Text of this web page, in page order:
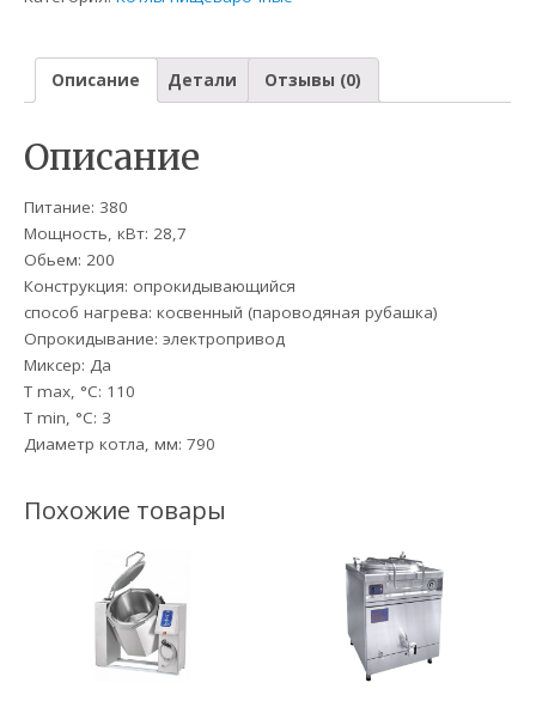
Описание Детали Отзывы (0)
Описание
Питание: 380
Мощность, кВт: 28,7
Обьем: 200
Конструкция: опрокидывающийся
способ нагрева: косвенный (пароводяная рубашка)
Опрокидывание: электропривод
Миксер: Да
T max, °C: 110
T min, °С: 3
Диаметр котла, мм: 790
Похожие товары